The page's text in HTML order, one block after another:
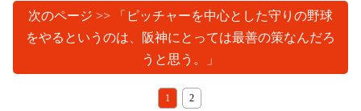
次のページ >> 「ピッチャーを中心とした守りの野球
をやるというのは、阪神にとっては最善の策なんだろ
うと思う。」
1 2